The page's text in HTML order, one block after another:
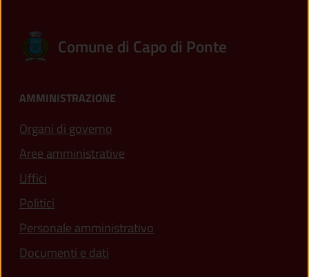
Comune di Capo di Ponte
AMMINISTRAZIONE
Organi di governo
Aree amministrative
Uffici
Politici
Personale amministrativo
Documenti e dati